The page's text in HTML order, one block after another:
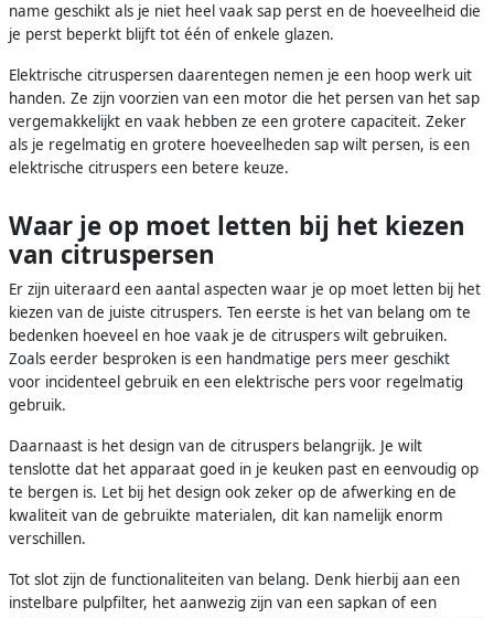
name geschikt als je niet heel vaak sap perst en de hoeveelheid die
je perst beperkt blijft tot één of enkele glazen.
Elektrische citruspersen daarentegen nemen je een hoop werk uit
handen. Ze zijn voorzien van een motor die het persen van het sap
vergemakkelijkt en vaak hebben ze een grotere capaciteit. Zeker
als je regelmatig en grotere hoeveelheden sap wilt persen, is een
elektrische citruspers een betere keuze.
Waar je op moet letten bij het kiezen
van citruspersen
Er zijn uiteraard een aantal aspecten waar je op moet letten bij het
kiezen van de juiste citruspers. Ten eerste is het van belang om te
bedenken hoeveel en hoe vaak je de citruspers wilt gebruiken.
Zoals eerder besproken is een handmatige pers meer geschikt
voor incidenteel gebruik en een elektrische pers voor regelmatig
gebruik.
Daarnaast is het design van de citruspers belangrijk. Je wilt
tenslotte dat het apparaat goed in je keuken past en eenvoudig op
te bergen is. Let bij het design ook zeker op de afwerking en de
kwaliteit van de gebruikte materialen, dit kan namelijk enorm
verschillen.
Tot slot zijn de functionaliteiten van belang. Denk hierbij aan een
instelbare pulpfilter, het aanwezig zijn van een sapkan of een